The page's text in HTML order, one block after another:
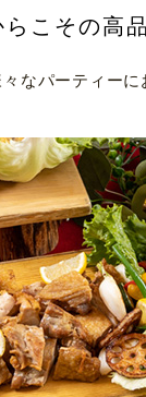
こその高
なパーティー